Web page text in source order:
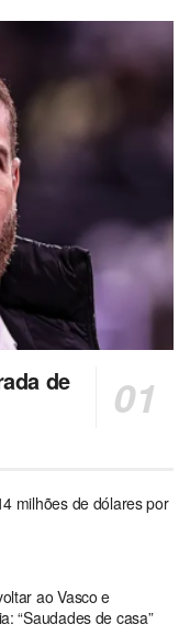
de
milhões de dólares por
ao Vasco e
“Saudades de casa”